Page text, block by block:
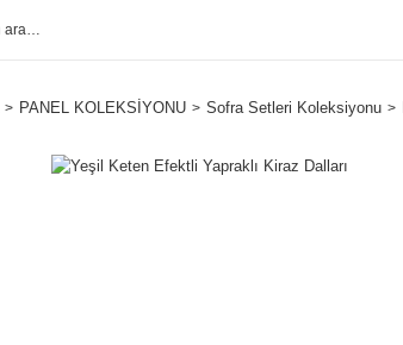
PANEL KOLEKSİYONU Sofra Setleri Koleksiyonu